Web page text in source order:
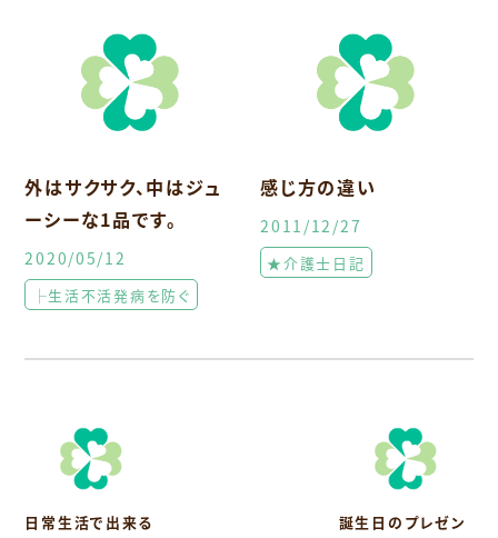
外はサクサク、中はジュ
ーシーな1品です。
2020/05/12
├生活不活発病を防ぐ
感じ方の違い
2011/12/27
★介護士日記
日常生活で出来る
誕生日のプレゼン